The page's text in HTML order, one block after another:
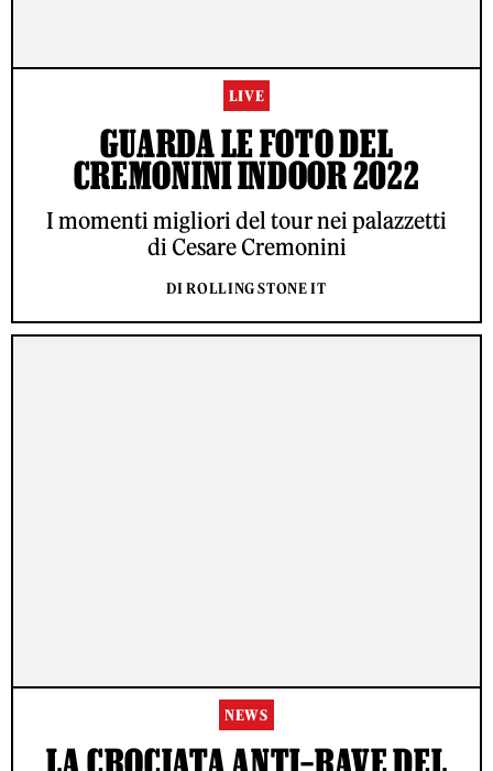
LIVE
GUARDA LE FOTO DEL
CREMONINI INDOOR 2022
I momenti migliori del tour nei palazzetti
di Cesare Cremonini
DI ROLLING STONE IT
NEWS
LA CROCIATA ANTI–RAVE DEL